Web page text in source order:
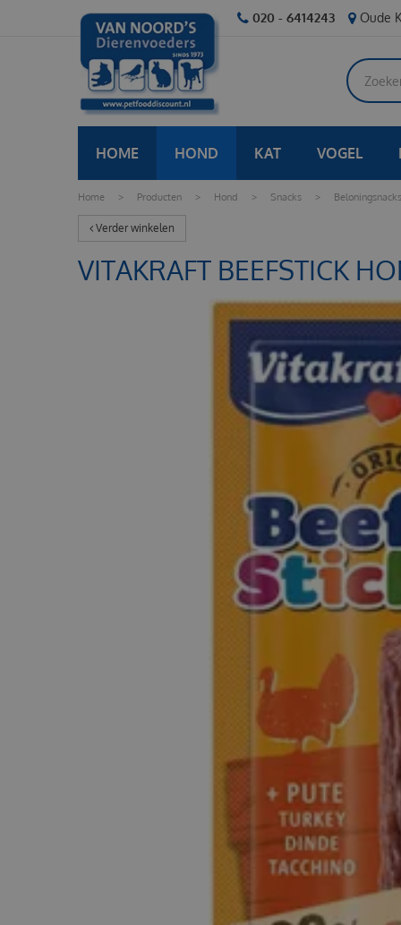
Home > Producten > Hond > Snacks > Beloningsnacks
020 - 6414243 Oude
HOME HOND KAT VOGEL
Verder winkelen
VITAKRAFT BEEFSTICK